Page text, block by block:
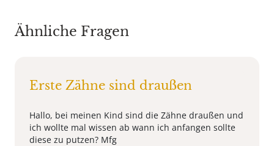
Ähnliche Fragen
Erste Zähne sind draußen
Hallo, bei meinen Kind sind die Zähne draußen und
ich wollte mal wissen ab wann ich anfangen sollte
diese zu putzen? Mfg